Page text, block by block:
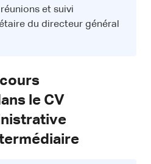
et suivi
du directeur général
le CV